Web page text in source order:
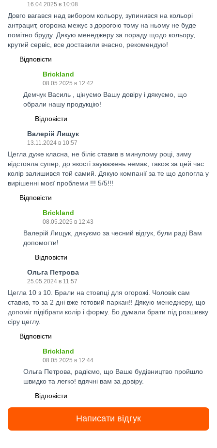
16.04.2025 в 10:08
Довго вагався над вибором кольору, зупинився на кольорі
антрацит, огорожа межує з дорогою тому на ньому не буде
помітно бруду. Дякую менеджеру за пораду щодо кольору,
крутий сервіс, все доставили вчасно, рекомендую!
Відповісти
Brickland
08.05.2025 в 12:42
Демчук Василь , цінуємо Вашу довіру і дякуємо, що
обрали нашу продукцію!
Відповісти
Валерій Лищук
13.11.2024 в 10:57
Цегла дуже класна, не біліє ставив в минулому році, зиму
відстояла супер, до якості зауважень немає, також за цей час
колір залишився той самий. Дякую компанії за те що допогла у
вирішенні моєї проблеми !!! 5/5!!!
Відповісти
Brickland
08.05.2025 в 12:43
Валерій Лищук, дякуємо за чесний відгук, були раді Вам
допомогти!
Відповісти
Ольга Петрова
25.05.2024 в 11:57
Цегла 10 з 10. Брали на стовпці для огорожі. Чоловік сам
ставив, то за 2 дні вже готовий паркан!! Дякую менеджеру, що
допоміг підібрати колір і форму. Бо думали брати під розшивку
сіру цеглу.
Відповісти
Brickland
08.05.2025 в 12:44
Ольга Петрова, радіємо, що Ваше будівництво пройшло
швидко та легко! вдячні вам за довіру.
Відповісти
Написати відгук